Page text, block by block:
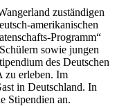
zuständigen
amerikanischen
Programm“
sowie jungen
des Deutschen
zu erleben. Im
in Deutschland. In
Stipendien an.